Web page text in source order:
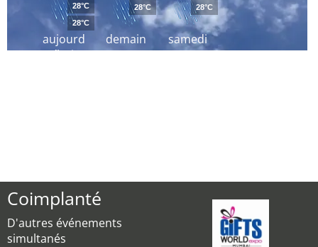
aujourd
´hui
28°C
28°C
demain
28°C
samedi
28°C
Coimplanté
D'autres événements
simultanés